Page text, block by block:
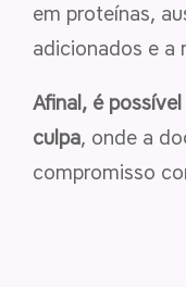
em proteínas,
adicionados e a
Afinal, é
culpa, onde a
compromisso